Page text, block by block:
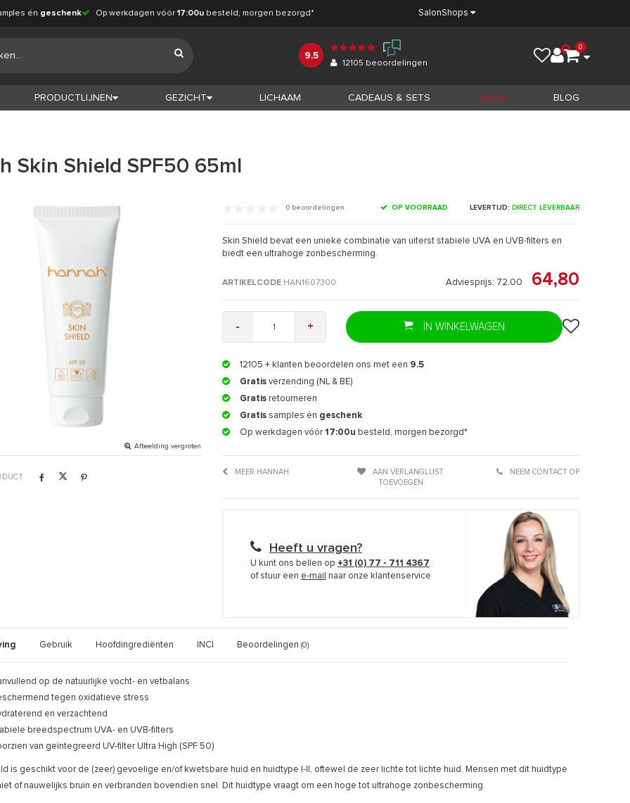
én geschenk Op werkdagen vóór 17:00u besteld, morgen bezorgd* SalonShops
9.5
12105 beoordelingen
0
PRODUCTLIJNEN GEZICHT LICHAAM CADEAUS & SETS SALE BLOG
Skin Shield SPF50 65ml
Afbeelding vergroten
0 beoordelingen OP VOORRAAD LEVERTIJD: DIRECT LEVERBAAR
Skin Shield bevat een unieke combinatie van uiterst stabiele UVA en UVB-filters en
biedt een ultrahoge zonbescherming.
ARTIKELCODEHAN1607300 Adviesprijs: 72,00 64,80
- + IN WINKELWAGEN
12105 + klanten beoordelen ons met een 9.5
Gratisverzending (NL & BE)
Gratisretourneren
Gratissamples én geschenk
Op werkdagen vóór 17:00u besteld, morgen bezorgd*
MEER HANNAH
AAN VERLANGLIJST
TOEVOEGEN
NEEM CONTACT OP
Heeft u vragen?
U kunt ons bellen op +31 (0) 77 - 711 4367
of stuur een e-mail naar onze klantenservice
Gebruik Hoofdingrediënten INCI Beoordelingen (0)
op de natuurlijke vocht- en vetbalans
tegen oxidatieve stress
en verzachtend
breedspectrum UVA- en UVB-filters
van geïntegreerd UV-filter Ultra High (SPF 50)
is geschikt voor de (zeer) gevoelige en/of kwetsbare huid en huidtype I-II, oftewel de zeer lichte tot lichte huid. Mensen met dit huidtype
of nauwelijks bruin en verbranden bovendien snel. Dit huidtype vraagt om een hoge tot ultrahoge zonbescherming.